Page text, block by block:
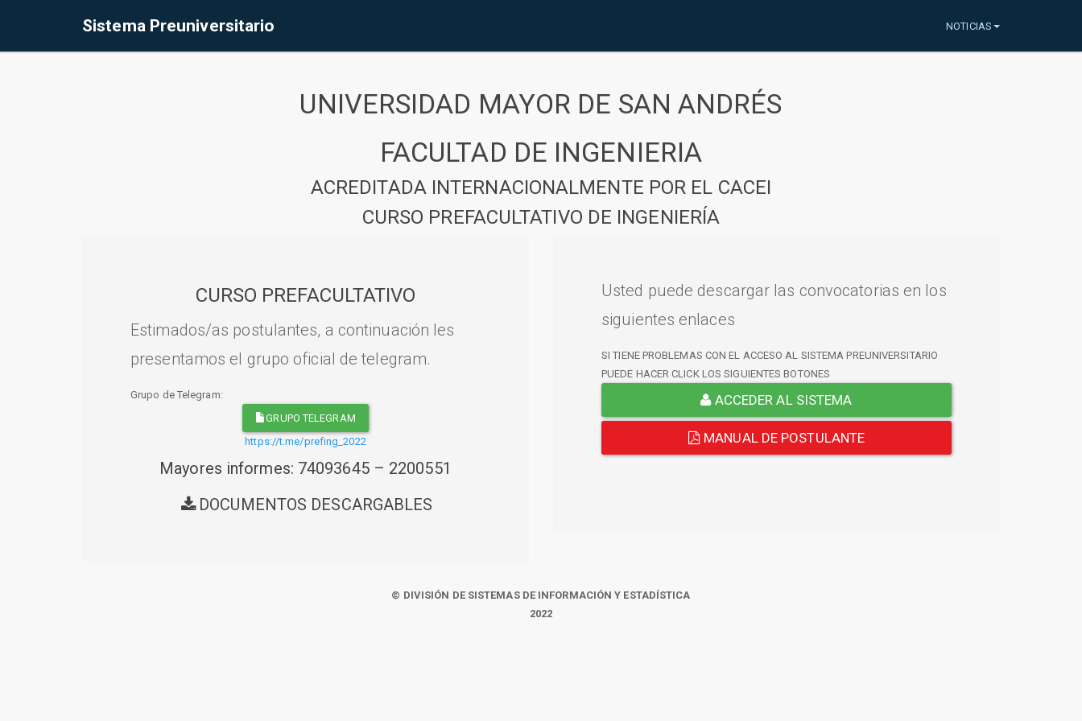
Sistema Preuniversitario NOTICIAS
UNIVERSIDAD MAYOR DE SAN ANDRÉS
FACULTAD DE INGENIERIA
ACREDITADA INTERNACIONALMENTE POR EL CACEI
CURSO PREFACULTATIVO DE INGENIERÍA
CURSO PREFACULTATIVO
Estimados/as postulantes, a continuación les
presentamos el grupo oficial de telegram.
Grupo de Telegram:
GRUPO TELEGRAM
https://t.me/prefing_2022
Mayores informes: 74093645 – 2200551
DOCUMENTOS DESCARGABLES
Usted puede descargar las convocatorias en los
siguientes enlaces
SI TIENE PROBLEMAS CON EL ACCESO AL SISTEMA PREUNIVERSITARIO
PUEDE HACER CLICK LOS SIGUIENTES BOTONES
ACCEDER AL SISTEMA
MANUAL DE POSTULANTE
© DIVISIÓN DE SISTEMAS DE INFORMACIÓN Y ESTADÍSTICA
2022